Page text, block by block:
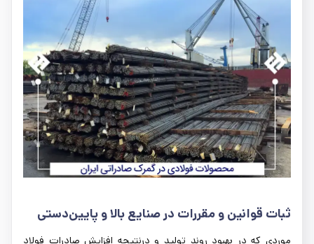
ﺛﺒﺎت ﻗﻮاﻧﯿﻦ و ﻣﻘﺮرات در صنایع بالا و پایین‌دستی
موردی که در بهبود روند تولید و درنتیجه افزایش صادرات فولاد